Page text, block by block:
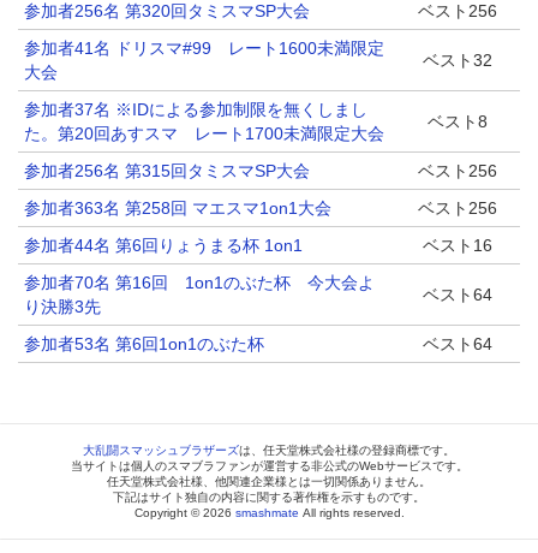
参加者256名 第320回タミスマSP大会
ベスト256
参加者41名 ドリスマ#99 レート1600未満限定
大会
ベスト32
参加者37名 ※IDによる参加制限を無くしまし
た。第20回あすスマ レート1700未満限定大会
ベスト8
参加者256名 第315回タミスマSP大会
ベスト256
参加者363名 第258回 マエスマ1on1大会
ベスト256
参加者44名 第6回りょうまる杯 1on1
ベスト16
参加者70名 第16回 1on1のぶた杯 今大会よ
り決勝3先
ベスト64
参加者53名 第6回1on1のぶた杯 ベスト64
大乱闘スマッシュブラザーズは、任天堂株式会社様の登録商標です。
当サイトは個人のスマブラファンが運営する非公式のWebサービスです。
任天堂株式会社様、他関連企業様とは一切関係ありません。
下記はサイト独自の内容に関する著作権を示すものです。
Copyright © 2026 smashmate All rights reserved.